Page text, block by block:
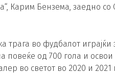
Карим Бензема, заедно
трага во фудбалот
повеќе од 700 гола и
во светот во 2020 и 2021